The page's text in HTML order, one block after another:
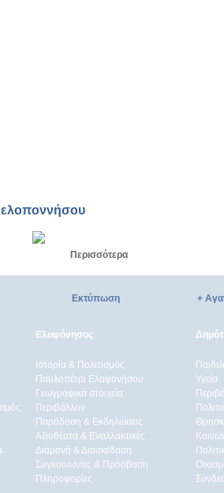
γαλάζιου
Περισσότερα
Εκτύπωση +
Ελαφόνησος
Ιστορία & Πολιτισμός
Παυλοπέτρι Ελαφονήσου
Γεωγραφικά στοιχεία
Περιβάλλον
Παράδοση & Εκδηλώσεις
Αξιοθέατα & Eναλλακτικές
Διαμονή & Διασκέδαση
Συγκοινωνίες & Πρόσβαση
Πληροφορίες
Υγεία